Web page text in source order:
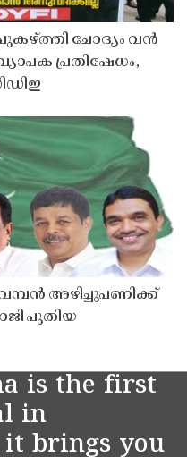
ചോദ്യം വൻ
പ്രതിഷേധം,
അഴിച്ചുപണിക്ക്
പുതിയ
is the first
in
it brings you